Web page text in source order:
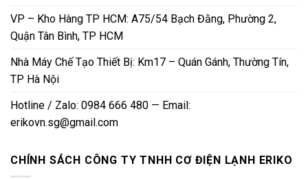
VP – Kho Hàng TP HCM: A75/54 Bạch Đằng, Phường 2,
Quận Tân Bình, TP HCM
Nhà Máy Chế Tạo Thiết Bị: Km17 – Quán Gánh, Thường Tín,
TP Hà Nội
Hotline / Zalo: 0984 666 480 — Email:
erikovn.sg@gmail.com
CHÍNH SÁCH CÔNG TY TNHH CƠ ĐIỆN LẠNH ERIKO